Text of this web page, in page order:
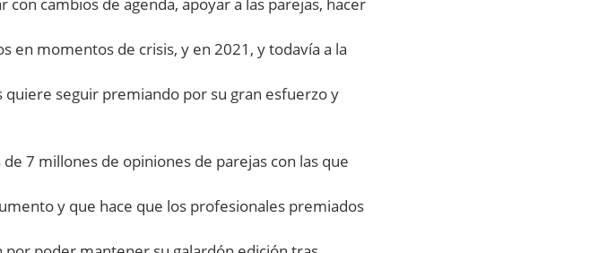
en momentos de crisis, y en 2021, y todavía a la
seguir premiando por su gran esfuerzo y
7 millones de opiniones de parejas con las que
y que hace que los profesionales premiados